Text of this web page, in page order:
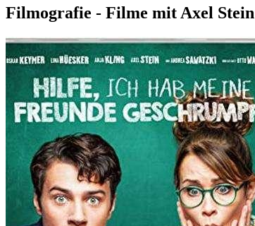
Filmografie - Filme mit Axel Stein